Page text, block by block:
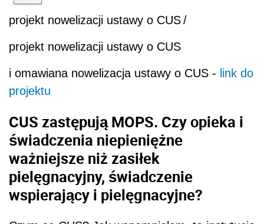
projekt nowelizacji ustawy o CUS/
projekt nowelizacji ustawy o CUS
i omawiana nowelizacja ustawy o CUS - link do
projektu
CUS zastępują MOPS. Czy opieka i
świadczenia niepieniężne
ważniejsze niż zasiłek
pielęgnacyjny, świadczenie
wspierający i pielęgnacyjne?